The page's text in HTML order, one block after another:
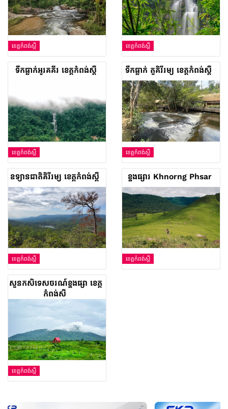
ខេត្តកំពង់ស្ពឺ ខេត្តកំពង់ស្ពឺ
ទឹកធ្លាក់អូរគគីរ ខេត្តកំពង់ស្ពឺ
ខេត្តកំពង់ស្ពឺ
ទឹកធ្លាក់ តួគិរីរម្យ ខេត្តកំពង់ស្ពឺ
ខេត្តកំពង់ស្ពឺ
ឧទ្យានជាតិ​គិរីរម្យ ខេត្តកំពង់ស្ពឺ
ខេត្តកំពង់ស្ពឺ
ខ្នងផ្សារ Khnorng Phsar
ខេត្តកំពង់ស្ពឺ
សួនកសិទេសចរណ៍ខ្នងផ្សា ខេត្ត
កំពង់ស្ពឺ
ខេត្តកំពង់ស្ពឺ